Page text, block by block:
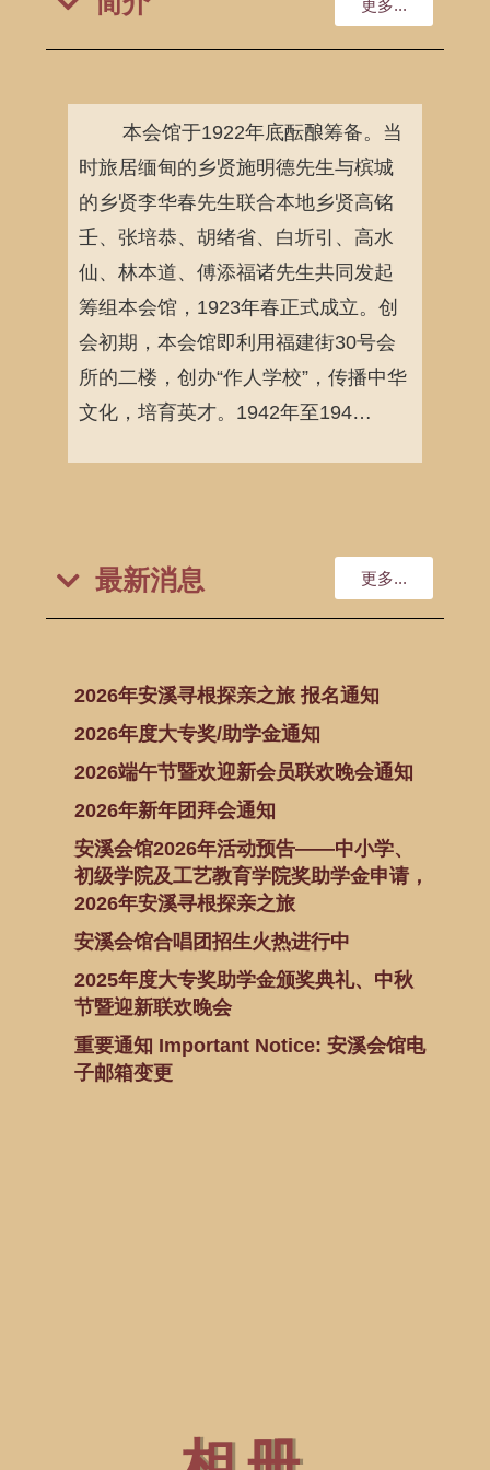
更多...
本会馆于1922年底酝酿筹备。当
时旅居缅甸的乡贤施明德先生与槟城
的乡贤李华春先生联合本地乡贤高铭
壬、张培恭、胡绪省、白圻引、高水
仙、林本道、傅添福诸先生共同发起
筹组本会馆，1923年春正式成立。创
会初期，本会馆即利用福建街30号会
所的二楼，创办“作人学校”，传播中华
文化，培育英才。1942年至194…
最新消息 更多...
2026年安溪寻根探亲之旅 报名通知
2026年度大专奖/助学金通知
2026端午节暨欢迎新会员联欢晚会通知
2026年新年团拜会通知
安溪会馆2026年活动预告——中小学、
初级学院及工艺教育学院奖助学金申请，
2026年安溪寻根探亲之旅
安溪会馆合唱团招生火热进行中
2025年度大专奖助学金颁奖典礼、中秋
节暨迎新联欢晚会
重要通知 Important Notice: 安溪会馆电
子邮箱变更